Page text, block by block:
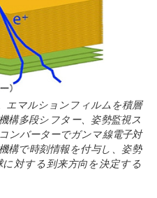
エマルションフィルムを積層
構多段シフター、姿勢監視ス
ンバーターでガンマ線電子対
構で時刻情報を付与し、姿勢
対する到来方向を決定する